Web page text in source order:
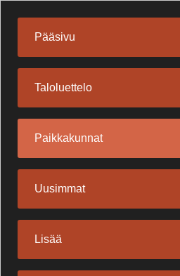
Pääsivu
Taloluettelo
Paikkakunnat
Uusimmat
Lisää